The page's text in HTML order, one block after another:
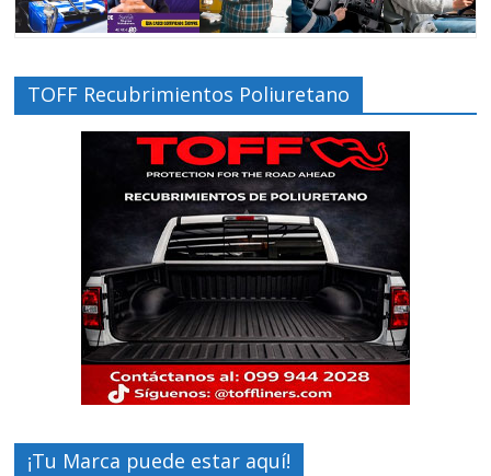
TOFF Recubrimientos Poliuretano
¡Tu Marca puede estar aquí!